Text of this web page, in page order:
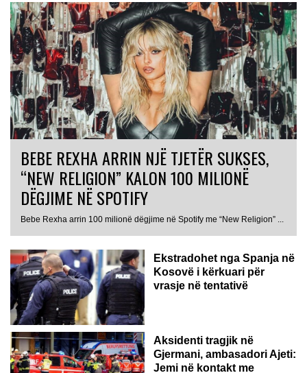
BEBE REXHA ARRIN NJË TJETËR SUKSES,
“NEW RELIGION” KALON 100 MILIONË
DËGJIME NË SPOTIFY
Bebe Rexha arrin 100 milionë dëgjime në Spotify me “New Religion” ...
Ekstradohet nga Spanja në
Kosovë i kërkuari për
vrasje në tentativë
GJERMANI
Aksidenti tragjik në
Gjermani, ambasadori Ajeti:
Jemi në kontakt me